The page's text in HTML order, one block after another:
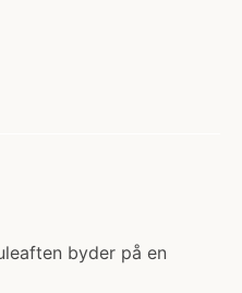
byder på en